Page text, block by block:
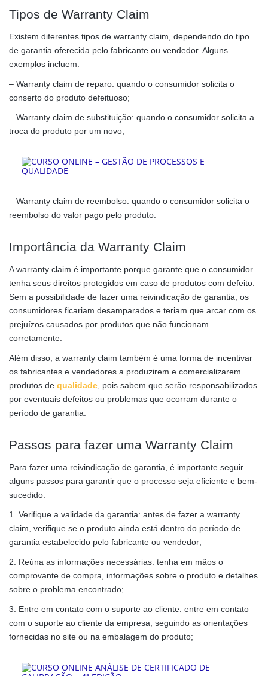
Tipos de Warranty Claim
Existem diferentes tipos de warranty claim, dependendo do tipo
de garantia oferecida pelo fabricante ou vendedor. Alguns
exemplos incluem:
– Warranty claim de reparo: quando o consumidor solicita o
conserto do produto defeituoso;
– Warranty claim de substituição: quando o consumidor solicita a
troca do produto por um novo;
– Warranty claim de reembolso: quando o consumidor solicita o
reembolso do valor pago pelo produto.
Importância da Warranty Claim
A warranty claim é importante porque garante que o consumidor
tenha seus direitos protegidos em caso de produtos com defeito.
Sem a possibilidade de fazer uma reivindicação de garantia, os
consumidores ficariam desamparados e teriam que arcar com os
prejuízos causados por produtos que não funcionam
corretamente.
Além disso, a warranty claim também é uma forma de incentivar
os fabricantes e vendedores a produzirem e comercializarem
produtos de qualidade, pois sabem que serão responsabilizados
por eventuais defeitos ou problemas que ocorram durante o
período de garantia.
Passos para fazer uma Warranty Claim
Para fazer uma reivindicação de garantia, é importante seguir
alguns passos para garantir que o processo seja eficiente e bem-
sucedido:
1. Verifique a validade da garantia: antes de fazer a warranty
claim, verifique se o produto ainda está dentro do período de
garantia estabelecido pelo fabricante ou vendedor;
2. Reúna as informações necessárias: tenha em mãos o
comprovante de compra, informações sobre o produto e detalhes
sobre o problema encontrado;
3. Entre em contato com o suporte ao cliente: entre em contato
com o suporte ao cliente da empresa, seguindo as orientações
fornecidas no site ou na embalagem do produto;